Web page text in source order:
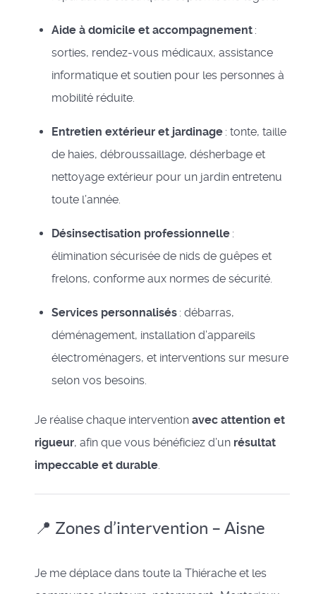
Aide à domicile et accompagnement :
sorties, rendez-vous médicaux, assistance
informatique et soutien pour les personnes à
mobilité réduite.
Entretien extérieur et jardinage : tonte, taille
de haies, débroussaillage, désherbage et
nettoyage extérieur pour un jardin entretenu
toute l’année.
Désinsectisation professionnelle :
élimination sécurisée de nids de guêpes et
frelons, conforme aux normes de sécurité.
Services personnalisés : débarras,
déménagement, installation d’appareils
électroménagers, et interventions sur mesure
selon vos besoins.
Je réalise chaque intervention avec attention et
rigueur, afin que vous bénéficiez d’un résultat
impeccable et durable.
📍 Zones d’intervention – Aisne
Je me déplace dans toute la Thiérache et les